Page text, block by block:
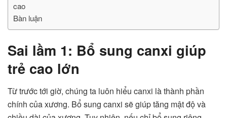
cao
Bàn luận
Sai lầm 1: Bổ sung canxi giúp
trẻ cao lớn
Từ trước tới giờ, chúng ta luôn hiểu canxi là thành phần
chính của xương. Bổ sung canxi sẽ giúp tăng mật độ và